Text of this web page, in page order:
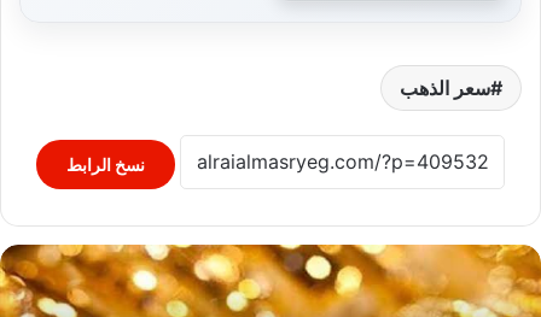
سعر الذهب
نسخ الرابط